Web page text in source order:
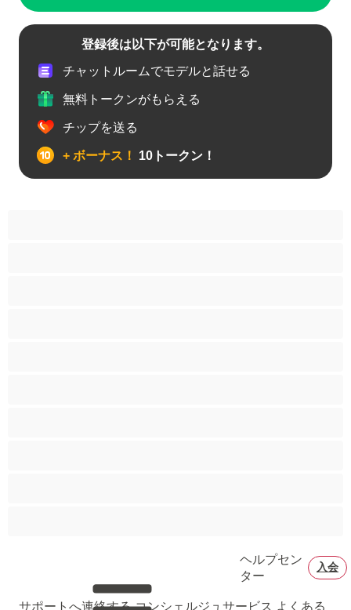
登録後は以下が可能となります。
チャットルームでモデルと話せる
無料トークンがもらえる
チップを送る
+ ボーナス！ 10トークン！
ヘルプセン
ター
入会
サポートへ連絡する コンシェルジュサービス よくある